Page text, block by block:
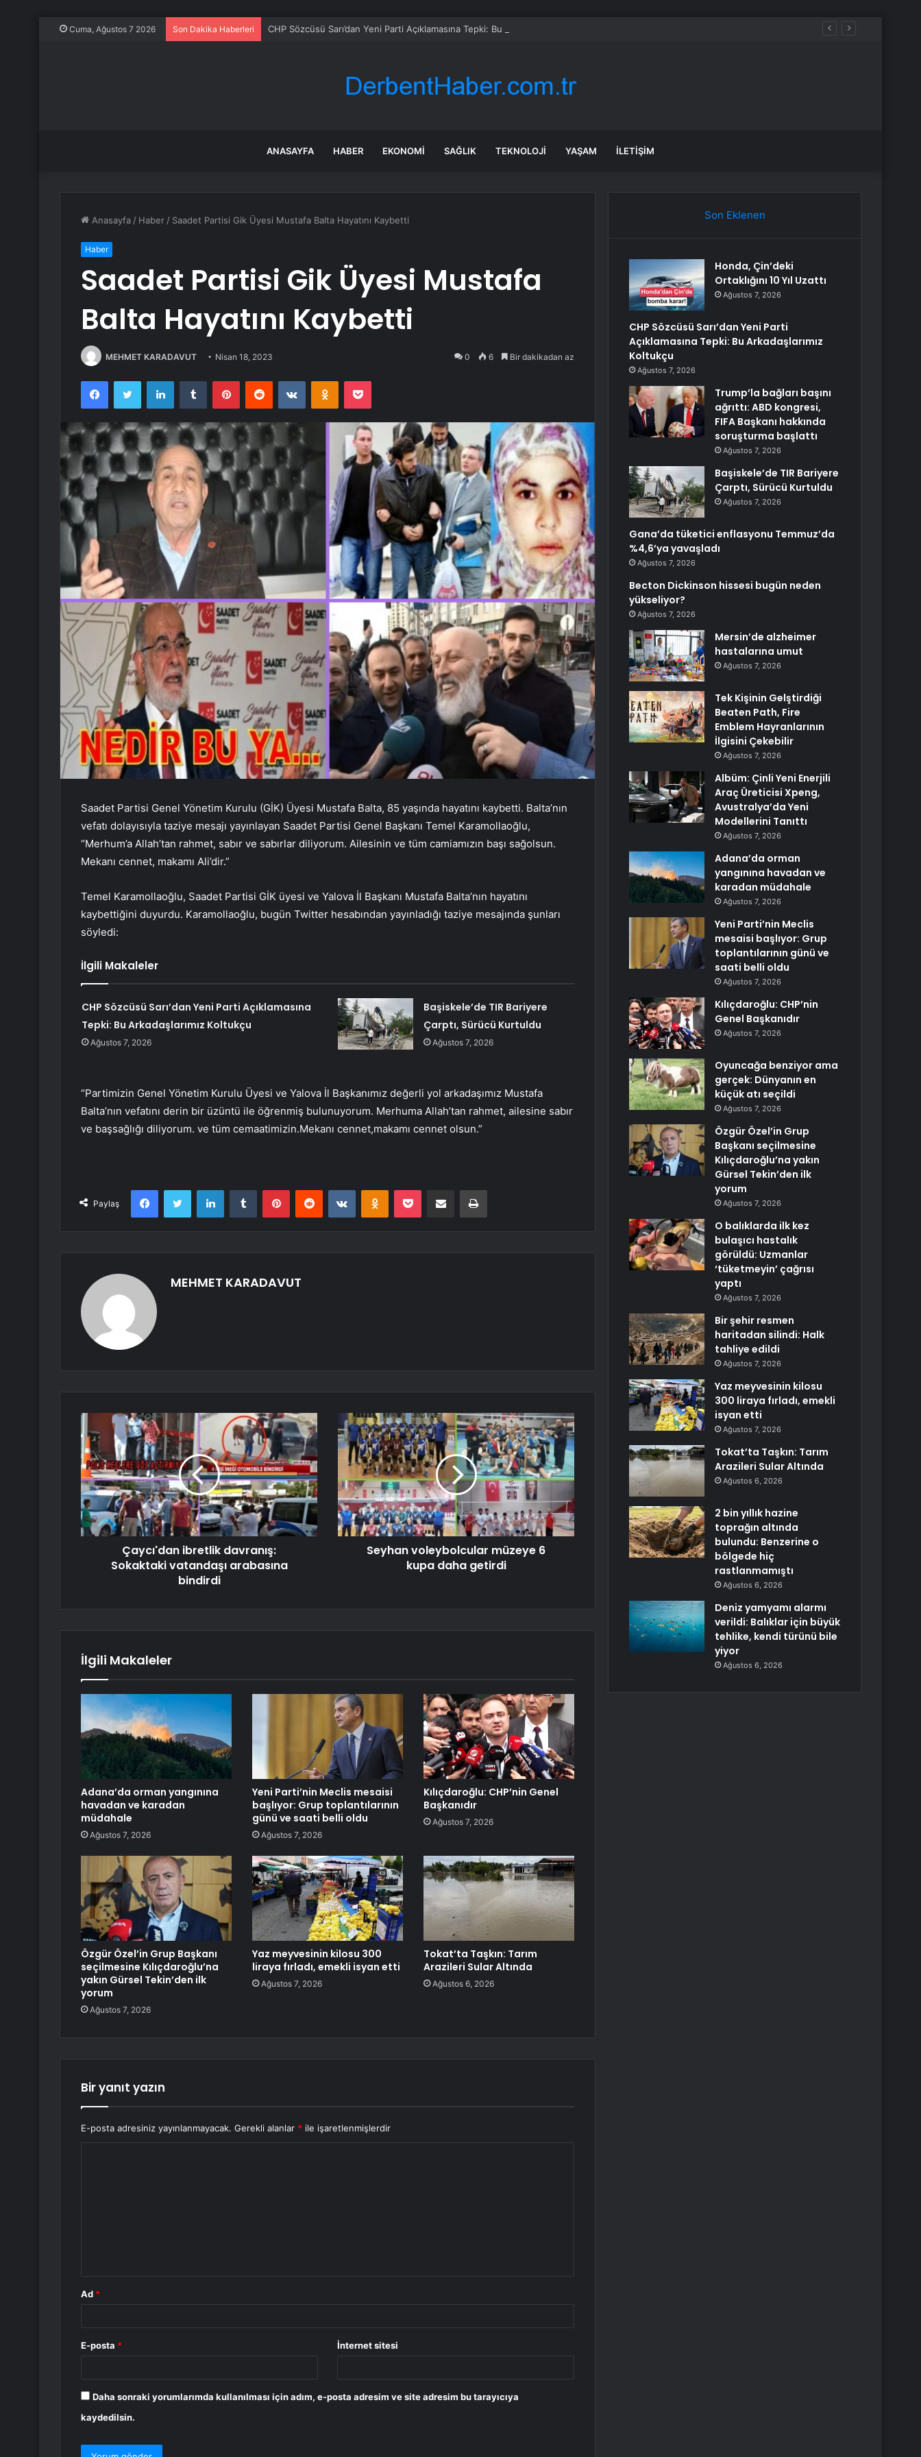
Cuma, Ağustos 7 2026 Son Dakika Haberleri CHP Sözcüsü Sarı’dan Yeni Parti Açıklamasına Tepki: Bu Arkadaşlarımız Koltukçu
ANASAYFA HABER EKONOMI SAĞLIK TEKNOLOJI YAŞAM İLETIŞIM
Anasayfa / Haber / Saadet Partisi Gik Üyesi Mustafa Balta Hayatını Kaybetti
Haber
Saadet Partisi Gik Üyesi Mustafa
Balta Hayatını Kaybetti
MEHMET KARADAVUT Nisan 18, 2023 0 6 Bir dakikadan az
FacebookTwitter LinkedInTumblr PinterestReddit VKontakteOdnoklassniki
Pocket
Saadet Partisi Genel Yönetim Kurulu (GİK) Üyesi Mustafa Balta, 85 yaşında hayatını kaybetti. Balta’nın
vefatı dolayısıyla taziye mesajı yayınlayan Saadet Partisi Genel Başkanı Temel Karamollaoğlu,
“Merhum’a Allah’tan rahmet, sabır ve sabırlar diliyorum. Ailesinin ve tüm camiamızın başı sağolsun.
Mekanı cennet, makamı Ali’dir.”
Temel Karamollaoğlu, Saadet Partisi GİK üyesi ve Yalova İl Başkanı Mustafa Balta’nın hayatını
kaybettiğini duyurdu. Karamollaoğlu, bugün Twitter hesabından yayınladığı taziye mesajında ​​şunları
söyledi:
İlgili Makaleler
CHP Sözcüsü Sarı’dan Yeni Parti Açıklamasına
Tepki: Bu Arkadaşlarımız Koltukçu
Ağustos 7, 2026
Başiskele’de TIR Bariyere
Çarptı, Sürücü Kurtuldu
Ağustos 7, 2026
“Partimizin Genel Yönetim Kurulu Üyesi ve Yalova İl Başkanımız değerli yol arkadaşımız Mustafa
Balta’nın vefatını derin bir üzüntü ile öğrenmiş bulunuyorum. Merhuma Allah’tan rahmet, ailesine sabır
ve başsağlığı diliyorum. ve tüm cemaatimizin.Mekanı cennet,makamı cennet olsun.”
Paylaş
FacebookTwitter LinkedInTumblr PinterestReddit VKontakteOdnoklassniki
Pocket E-Posta ile paylaş Yazdır
MEHMET KARADAVUT
Çaycı'dan ibretlik davranış:
Sokaktaki vatandaşı arabasına
bindirdi
Seyhan voleybolcular müzeye 6
kupa daha getirdi
İlgili Makaleler
Adana’da orman yangınına
havadan ve karadan
müdahale
Ağustos 7, 2026
Yeni Parti’nin Meclis mesaisi
başlıyor: Grup toplantılarının
günü ve saati belli oldu
Ağustos 7, 2026
Kılıçdaroğlu: CHP’nin Genel
Başkanıdır
Ağustos 7, 2026
Özgür Özel’in Grup Başkanı
seçilmesine Kılıçdaroğlu’na
yakın Gürsel Tekin’den ilk
yorum
Ağustos 7, 2026
Yaz meyvesinin kilosu 300
liraya fırladı, emekli isyan etti
Ağustos 7, 2026
Tokat’ta Taşkın: Tarım
Arazileri Sular Altında
Ağustos 6, 2026
Bir yanıt yazın
E-posta adresiniz yayınlanmayacak. Gerekli alanlar * ile işaretlenmişlerdir
Ad *
E-posta * İnternet sitesi
Daha sonraki yorumlarımda kullanılması için adım, e-posta adresim ve site adresim bu tarayıcıya
kaydedilsin.
Son Eklenen
Honda, Çin’deki
Ortaklığını 10 Yıl Uzattı
Ağustos 7, 2026
CHP Sözcüsü Sarı’dan Yeni Parti
Açıklamasına Tepki: Bu Arkadaşlarımız
Koltukçu
Ağustos 7, 2026
Trump’la bağları başını
ağrıttı: ABD kongresi,
FIFA Başkanı hakkında
soruşturma başlattı
Ağustos 7, 2026
Başiskele’de TIR Bariyere
Çarptı, Sürücü Kurtuldu
Ağustos 7, 2026
Gana’da tüketici enflasyonu Temmuz’da
%4,6’ya yavaşladı
Ağustos 7, 2026
Becton Dickinson hissesi bugün neden
yükseliyor?
Ağustos 7, 2026
Mersin’de alzheimer
hastalarına umut
Ağustos 7, 2026
Tek Kişinin Gelştirdiği
Beaten Path, Fire
Emblem Hayranlarının
İlgisini Çekebilir
Ağustos 7, 2026
Albüm: Çinli Yeni Enerjili
Araç Üreticisi Xpeng,
Avustralya’da Yeni
Modellerini Tanıttı
Ağustos 7, 2026
Adana’da orman
yangınına havadan ve
karadan müdahale
Ağustos 7, 2026
Yeni Parti’nin Meclis
mesaisi başlıyor: Grup
toplantılarının günü ve
saati belli oldu
Ağustos 7, 2026
Kılıçdaroğlu: CHP’nin
Genel Başkanıdır
Ağustos 7, 2026
Oyuncağa benziyor ama
gerçek: Dünyanın en
küçük atı seçildi
Ağustos 7, 2026
Özgür Özel’in Grup
Başkanı seçilmesine
Kılıçdaroğlu’na yakın
Gürsel Tekin’den ilk
yorum
Ağustos 7, 2026
O balıklarda ilk kez
bulaşıcı hastalık
görüldü: Uzmanlar
‘tüketmeyin’ çağrısı
yaptı
Ağustos 7, 2026
Bir şehir resmen
haritadan silindi: Halk
tahliye edildi
Ağustos 7, 2026
Yaz meyvesinin kilosu
300 liraya fırladı, emekli
isyan etti
Ağustos 7, 2026
Tokat’ta Taşkın: Tarım
Arazileri Sular Altında
Ağustos 6, 2026
2 bin yıllık hazine
toprağın altında
bulundu: Benzerine o
bölgede hiç
rastlanmamıştı
Ağustos 6, 2026
Deniz yamyamı alarmı
verildi: Balıklar için büyük
tehlike, kendi türünü bile
yiyor
Ağustos 6, 2026